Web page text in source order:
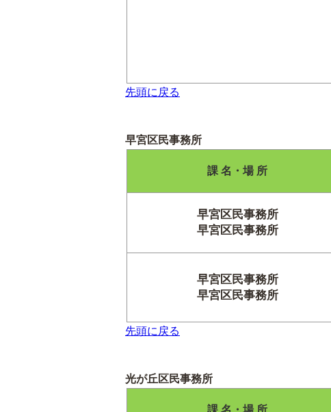
先頭に戻る
早宮区民事務所
課 名・場 所
早宮区民事務所
早宮区民事務所
早宮区民事務所
早宮区民事務所
先頭に戻る
光が丘区民事務所
課 名・場 所